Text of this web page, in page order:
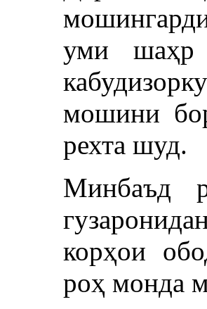
уми шаҳр
мошини
рехта шуд.
Минбаъд
корҳои
роҳ монда